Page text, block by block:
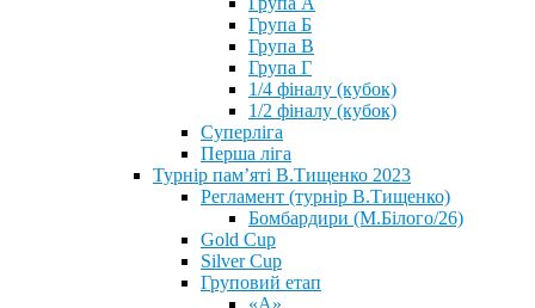
Група Б
Група В
Група Г
1/4 фіналу (кубок)
1/2 фіналу (кубок)
Суперліга
Перша ліга
Турнір пам’яті В.Тищенко 2023
Регламент (турнір В.Тищенко)
Бомбардири (М.Білого/26)
Gold Cup
Silver Cup
Груповий етап
«А»